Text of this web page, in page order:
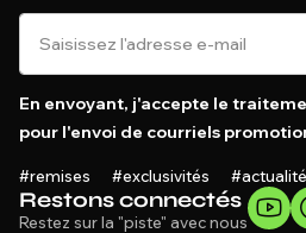
Restons connectés
Restez sur la "piste" avec nous
En envoyant, j'accepte le
pour l'envoi de courriels
#remises #exclusivités